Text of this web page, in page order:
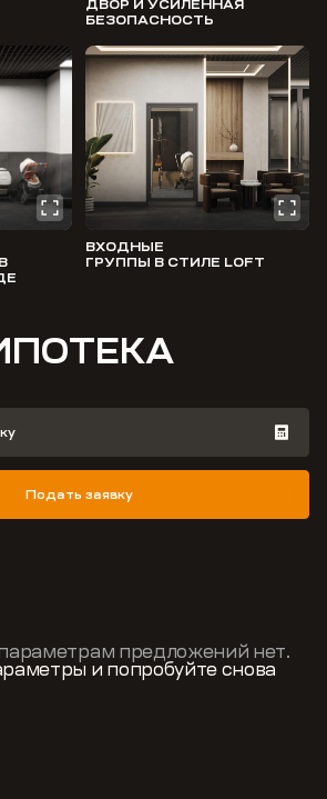
ДВОР И УСИЛЕННАЯ
БЕЗОПАСНОСТЬ
ВХОДНЫЕ
ГРУППЫ В СТИЛЕ LOFT
Подать заявку
предложений нет.
и попробуйте снова